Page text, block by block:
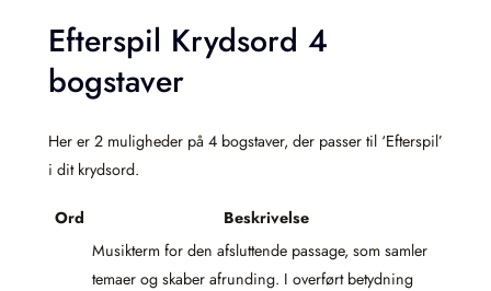
Efterspil Krydsord 4
bogstaver
Her er 2 muligheder på 4 bogstaver, der passer til ‘Efterspil’
i dit krydsord.
Ord Beskrivelse
Musikterm for den afsluttende passage, som samler
temaer og skaber afrunding. I overført betydning